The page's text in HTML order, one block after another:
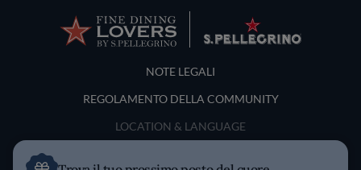
Terms and Conditions
NOTE LEGALI
REGOLAMENTO DELLA COMMUNITY
LOCATION & LANGUAGE